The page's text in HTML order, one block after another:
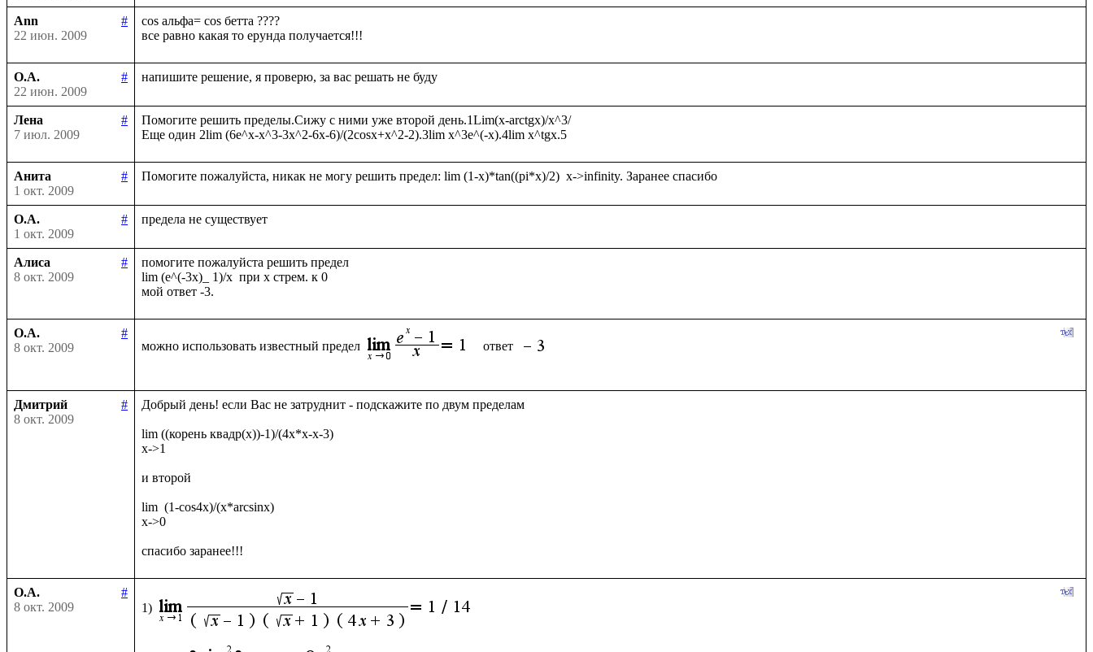
Ann
#
22 июн. 2009
cos альфа= cos бетта ????
О.А.
#
22 июн. 2009
Лена
#
7 июл. 2009
Помогите решить пределы.Сижу с ними уже второй день.1Lim(x-arctgx)/x^3/
Анита
#
1 окт. 2009
О.А.
#
1 окт. 2009
Алиса
#
8 окт. 2009
помогите пожалуйста решить предел
lim (e^(-3x)_ 1)/x  при х стрем. к 0
О.А.
#
8 окт. 2009
можно использовать известный предел ответ
Дмитрий
#
8 окт. 2009
Добрый день! если Вас не затруднит - подскажите по двум пределам
lim ((корень квадр(x))-1)/(4x*x-x-3)
x->1
и второй
lim  (1-cos4x)/(x*arcsinx)
x->0
О.А.
#
8 окт. 2009
1)